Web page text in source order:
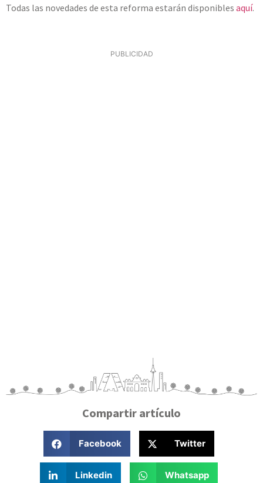
Todas las novedades de esta reforma estarán disponibles aquí.
PUBLICIDAD
Compartir artículo
Facebook Twitter
Linkedin Whatsapp